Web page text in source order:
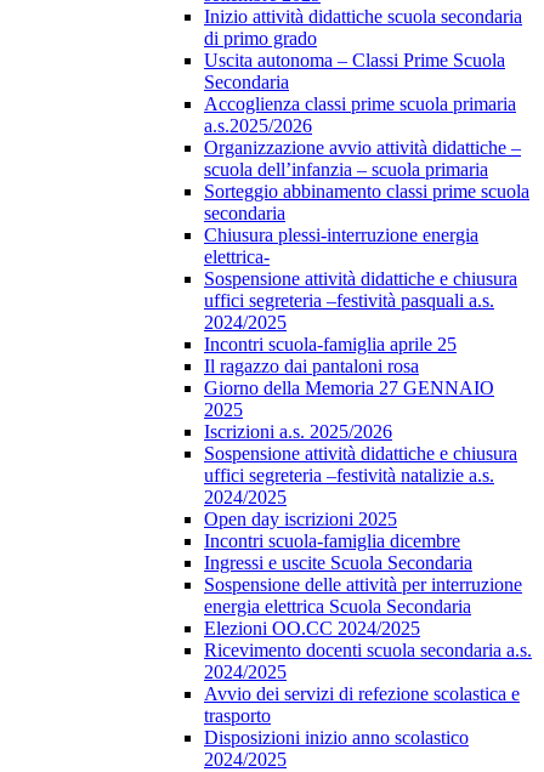
Inizio attività didattiche scuola secondaria
di primo grado
Uscita autonoma – Classi Prime Scuola
Secondaria
Accoglienza classi prime scuola primaria
a.s.2025/2026
Organizzazione avvio attività didattiche –
scuola dell’infanzia – scuola primaria
Sorteggio abbinamento classi prime scuola
secondaria
Chiusura plessi-interruzione energia
elettrica-
Sospensione attività didattiche e chiusura
uffici segreteria –festività pasquali a.s.
2024/2025
Incontri scuola-famiglia aprile 25
Il ragazzo dai pantaloni rosa
Giorno della Memoria 27 GENNAIO
2025
Iscrizioni a.s. 2025/2026
Sospensione attività didattiche e chiusura
uffici segreteria –festività natalizie a.s.
2024/2025
Open day iscrizioni 2025
Incontri scuola-famiglia dicembre
Ingressi e uscite Scuola Secondaria
Sospensione delle attività per interruzione
energia elettrica Scuola Secondaria
Elezioni OO.CC 2024/2025
Ricevimento docenti scuola secondaria a.s.
2024/2025
Avvio dei servizi di refezione scolastica e
trasporto
Disposizioni inizio anno scolastico
2024/2025